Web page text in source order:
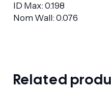
ID Max: 0.198
Nom Wall: 0.076
Related